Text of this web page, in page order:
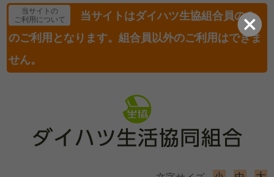
当サイトの
ご利用について
当サイトはダイハツ生協組合員のみ
のご利用となります。組合員以外のご利用はできま
せん。